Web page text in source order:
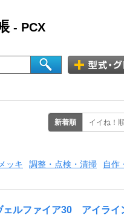
- PCX
新着順 イイね！
ッキ 調整・点検・清掃 自作
ェルファイア30 アイライ